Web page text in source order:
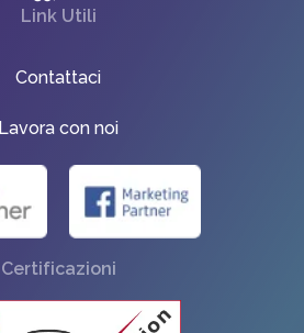
Link Utili
Contattaci
Lavora con noi
Certificazioni